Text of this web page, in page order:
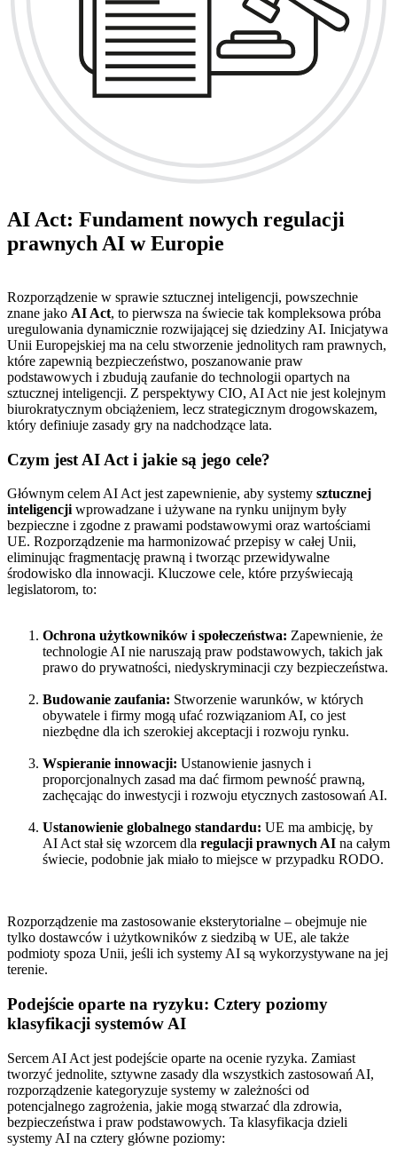
AI Act: Fundament nowych regulacji
prawnych AI w Europie
Rozporządzenie w sprawie sztucznej inteligencji, powszechnie
znane jako AI Act, to pierwsza na świecie tak kompleksowa próba
uregulowania dynamicznie rozwijającej się dziedziny AI. Inicjatywa
Unii Europejskiej ma na celu stworzenie jednolitych ram prawnych,
które zapewnią bezpieczeństwo, poszanowanie praw
podstawowych i zbudują zaufanie do technologii opartych na
sztucznej inteligencji. Z perspektywy CIO, AI Act nie jest kolejnym
biurokratycznym obciążeniem, lecz strategicznym drogowskazem,
który definiuje zasady gry na nadchodzące lata.
Czym jest AI Act i jakie są jego cele?
Głównym celem AI Act jest zapewnienie, aby systemy sztucznej
inteligencji wprowadzane i używane na rynku unijnym były
bezpieczne i zgodne z prawami podstawowymi oraz wartościami
UE. Rozporządzenie ma harmonizować przepisy w całej Unii,
eliminując fragmentację prawną i tworząc przewidywalne
środowisko dla innowacji. Kluczowe cele, które przyświecają
legislatorom, to:
Ochrona użytkowników i społeczeństwa: Zapewnienie, że
technologie AI nie naruszają praw podstawowych, takich jak
prawo do prywatności, niedyskryminacji czy bezpieczeństwa.
Budowanie zaufania: Stworzenie warunków, w których
obywatele i firmy mogą ufać rozwiązaniom AI, co jest
niezbędne dla ich szerokiej akceptacji i rozwoju rynku.
Wspieranie innowacji: Ustanowienie jasnych i
proporcjonalnych zasad ma dać firmom pewność prawną,
zachęcając do inwestycji i rozwoju etycznych zastosowań AI.
Ustanowienie globalnego standardu: UE ma ambicję, by
AI Act stał się wzorcem dla regulacji prawnych AI na całym
świecie, podobnie jak miało to miejsce w przypadku RODO.
Rozporządzenie ma zastosowanie eksterytorialne – obejmuje nie
tylko dostawców i użytkowników z siedzibą w UE, ale także
podmioty spoza Unii, jeśli ich systemy AI są wykorzystywane na jej
terenie.
Podejście oparte na ryzyku: Cztery poziomy
klasyfikacji systemów AI
Sercem AI Act jest podejście oparte na ocenie ryzyka. Zamiast
tworzyć jednolite, sztywne zasady dla wszystkich zastosowań AI,
rozporządzenie kategoryzuje systemy w zależności od
potencjalnego zagrożenia, jakie mogą stwarzać dla zdrowia,
bezpieczeństwa i praw podstawowych. Ta klasyfikacja dzieli
systemy AI na cztery główne poziomy: